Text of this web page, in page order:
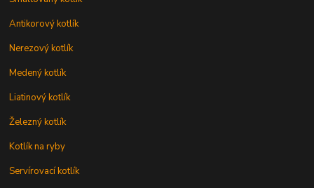
Antikorový kotlík
Nerezový kotlík
Medený kotlík
Liatinový kotlík
Železný kotlík
Kotlík na ryby
Servírovací kotlík